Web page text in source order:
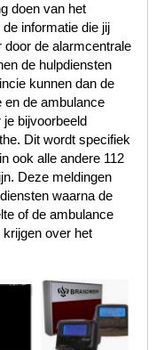
doen van het
informatie die jij
door de alarmcentrale
de hulpdiensten
kunnen dan de
en de ambulance
bijvoorbeeld
Dit wordt specifiek
ook alle andere 112
Deze meldingen
waarna de
of de ambulance
over het